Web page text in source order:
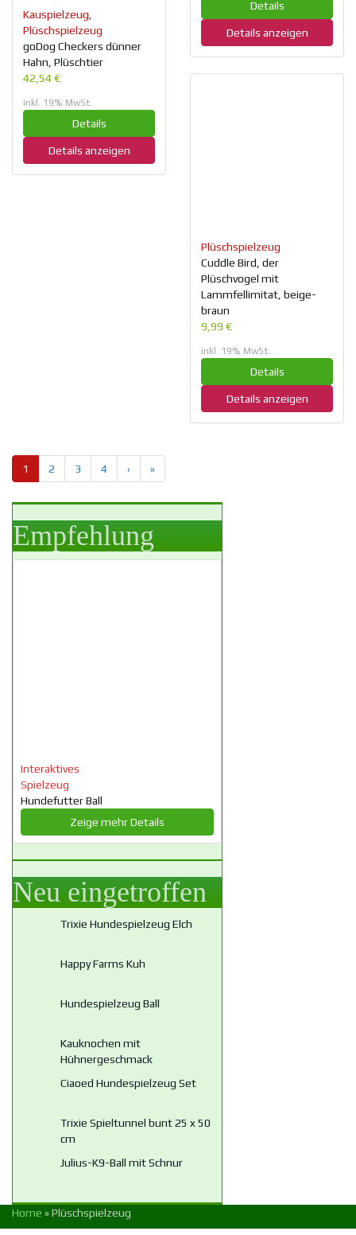
Kauspielzeug
Plüschspielzeug
goDog Checkers dünner
Hahn, Plüschtier
42,54 €
inkl. 19% MwSt.
Details
Details anzeigen
Details
Details anzeigen
Plüschspielzeug
Cuddle Bird, der
Plüschvogel mit
Lammfellimitat, beige-
braun
9,99 €
inkl. 19% MwSt.
Details
Details anzeigen
1 2 3 4 › »
Empfehlung
Interaktives
Spielzeug
Hundefutter Ball
Zeige mehr Details
Neu eingetroffen
Trixie Hundespielzeug Elch
Happy Farms Kuh
Hundespielzeug Ball
Kauknochen mit
Hühnergeschmack
Ciaoed Hundespielzeug Set
Trixie Spieltunnel bunt 25 x 50
cm
Julius-K9-Ball mit Schnur
Home »Plüschspielzeug